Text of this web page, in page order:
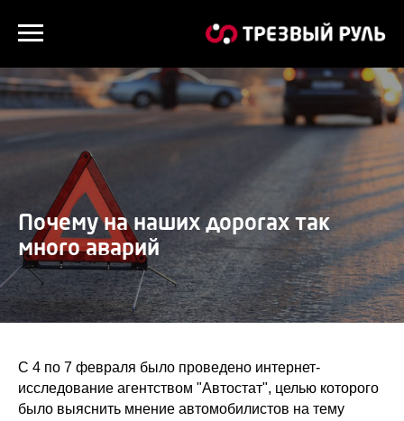
Почему на наших дорогах так
много аварий
С 4 по 7 февраля было проведено интернет-
исследование агентством "Автостат", целью которого
было выяснить мнение автомобилистов на тему